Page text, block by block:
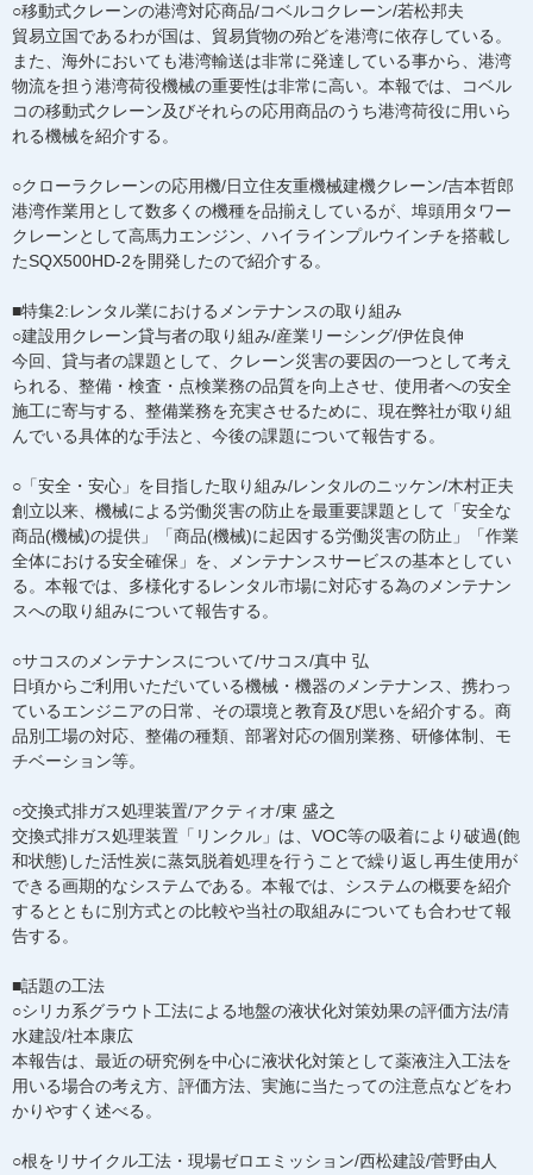
○移動式クレーンの港湾対応商品/コベルコクレーン/若松邦夫
貿易立国であるわが国は、貿易貨物の殆どを港湾に依存している。
また、海外においても港湾輸送は非常に発達している事から、港湾
物流を担う港湾荷役機械の重要性は非常に高い。本報では、コベル
コの移動式クレーン及びそれらの応用商品のうち港湾荷役に用いら
れる機械を紹介する。
○クローラクレーンの応用機/日立住友重機械建機クレーン/吉本哲郎
港湾作業用として数多くの機種を品揃えしているが、埠頭用タワー
クレーンとして高馬力エンジン、ハイラインプルウインチを搭載し
たSQX500HD-2を開発したので紹介する。
■特集2:レンタル業におけるメンテナンスの取り組み
○建設用クレーン貸与者の取り組み/産業リーシング/伊佐良伸
今回、貸与者の課題として、クレーン災害の要因の一つとして考え
られる、整備・検査・点検業務の品質を向上させ、使用者への安全
施工に寄与する、整備業務を充実させるために、現在弊社が取り組
んでいる具体的な手法と、今後の課題について報告する。
○「安全・安心」を目指した取り組み/レンタルのニッケン/木村正夫
創立以来、機械による労働災害の防止を最重要課題として「安全な
商品(機械)の提供」「商品(機械)に起因する労働災害の防止」「作業
全体における安全確保」を、メンテナンスサービスの基本としてい
る。本報では、多様化するレンタル市場に対応する為のメンテナン
スへの取り組みについて報告する。
○サコスのメンテナンスについて/サコス/真中 弘
日頃からご利用いただいている機械・機器のメンテナンス、携わっ
ているエンジニアの日常、その環境と教育及び思いを紹介する。商
品別工場の対応、整備の種類、部署対応の個別業務、研修体制、モ
チベーション等。
○交換式排ガス処理装置/アクティオ/東 盛之
交換式排ガス処理装置「リンクル」は、VОC等の吸着により破過(飽
和状態)した活性炭に蒸気脱着処理を行うことで繰り返し再生使用が
できる画期的なシステムである。本報では、システムの概要を紹介
するとともに別方式との比較や当社の取組みについても合わせて報
告する。
■話題の工法
○シリカ系グラウト工法による地盤の液状化対策効果の評価方法/清
水建設/社本康広
本報告は、最近の研究例を中心に液状化対策として薬液注入工法を
用いる場合の考え方、評価方法、実施に当たっての注意点などをわ
かりやすく述べる。
○根をリサイクル工法・現場ゼロエミッション/西松建設/菅野由人